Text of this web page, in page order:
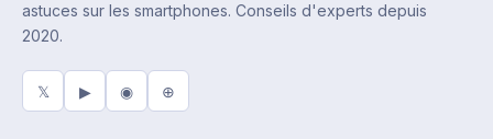
astuces sur les smartphones. Conseils d'experts depuis
2020.
𝕏 ▶ ◉ ⊕